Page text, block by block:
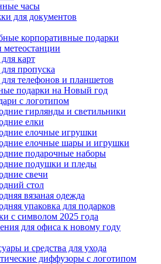
часы
для документов
корпоративные подарки
метеостанции
карт
пропуска
телефонов и планшетов
подарки на Новый год
с логотипом
гирлянды и светильники
елки
елочные игрушки
елочные шары и игрушки
подарочные наборы
подушки и пледы
свечи
стол
вязаная одежда
упаковка для подарков
с символом 2025 года
для офиса к новому году
и средства для ухода
диффузоры с логотипом